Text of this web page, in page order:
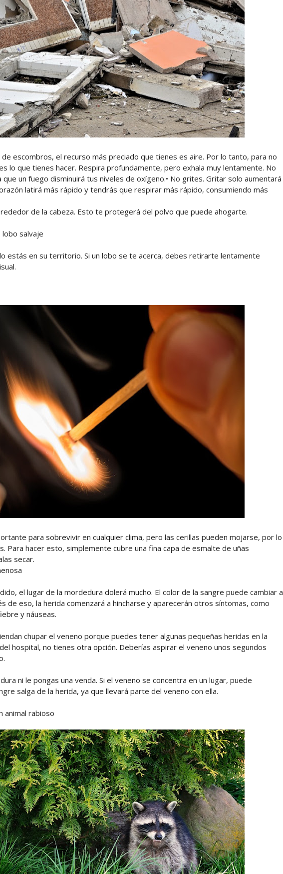
escombros, el recurso más preciado que tienes es aire. Por lo tanto, para no
lo que tienes hacer. Respira profundamente, pero exhala muy lentamente. No
un fuego disminuirá tus niveles de oxígeno.• No grites. Gritar solo aumentará
latirá más rápido y tendrás que respirar más rápido, consumiendo más
de la cabeza. Esto te protegerá del polvo que puede ahogarte.
lobo salvaje
estás en su territorio. Si un lobo se te acerca, debes retirarte lentamente
para sobrevivir en cualquier clima, pero las cerillas pueden mojarse, por lo
Para hacer esto, simplemente cubre una fina capa de esmalte de uñas
secar.
el lugar de la mordedura dolerá mucho. El color de la sangre puede cambiar a
de eso, la herida comenzará a hincharse y aparecerán otros síntomas, como
y náuseas.
chupar el veneno porque puedes tener algunas pequeñas heridas en la
hospital, no tienes otra opción. Deberías aspirar el veneno unos segundos
ni le pongas una venda. Si el veneno se concentra en un lugar, puede
salga de la herida, ya que llevará parte del veneno con ella.
animal rabioso